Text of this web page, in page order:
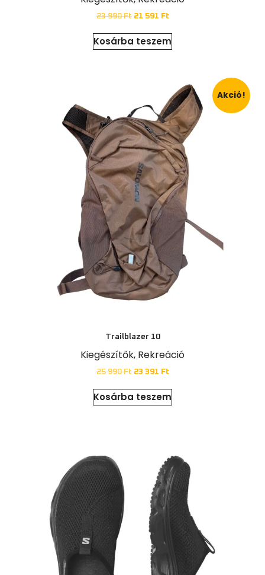
23 990Ft 21 591 Ft
Kosárba teszem
Akció!
Trailblazer 10
Kiegészítők, Rekreáció
25 990Ft 23 391 Ft
Kosárba teszem